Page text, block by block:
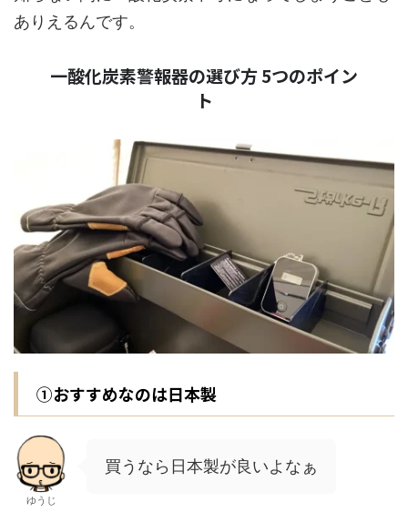
ありえるんです。
一酸化炭素警報器の選び方 5つのポイン
ト
①おすすめなのは日本製
ゆうじ
買うなら日本製が良いよなぁ